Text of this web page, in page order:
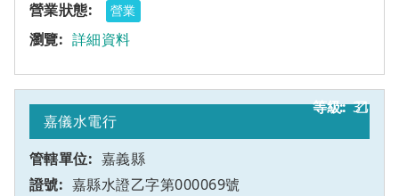
營業
詳細資料
31
嘉儀水電行
嘉義縣
嘉縣水證乙字第000069號
乙